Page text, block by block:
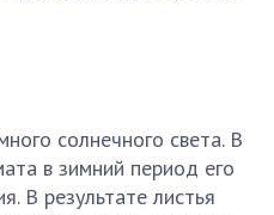
солнечного света. В
в зимний период его
В результате листья